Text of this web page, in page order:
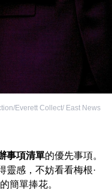
Everett Collect/ East News
事項清單的優先事項。
靈感，不妨看看梅根·
簡單捧花。